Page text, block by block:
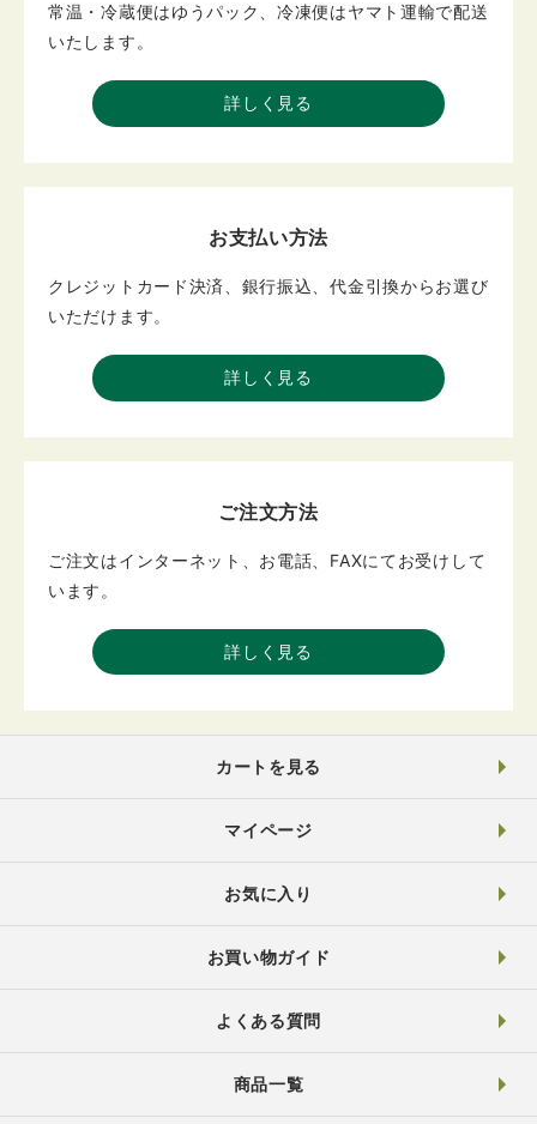
常温・冷蔵便はゆうパック、冷凍便はヤマト運輸で配送
いたします。
詳しく見る
お支払い方法
クレジットカード決済、銀行振込、代金引換からお選び
いただけます。
詳しく見る
ご注文方法
ご注文はインターネット、お電話、FAXにてお受けして
います。
詳しく見る
カートを見る
マイページ
お気に入り
お買い物ガイド
よくある質問
商品一覧